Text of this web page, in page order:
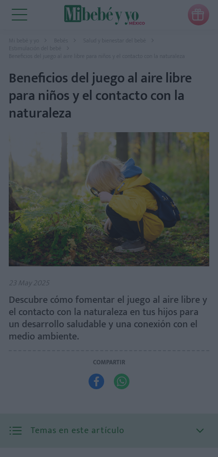

Mi bebé y yo Bebés
Salud y bienestar del bebé
Estimulación del bebé
Beneficios del juego al aire libre para niños y el contacto con la naturaleza
Beneficios del juego al aire libre
para niños y el contacto con la
naturaleza
23 May 2025
Descubre cómo fomentar el juego al aire libre y
el contacto con la naturaleza en tus hijos para
un desarrollo saludable y una conexión con el
medio ambiente.
COMPARTIR
 
Temas en este artículo